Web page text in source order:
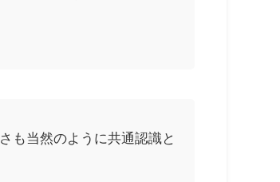
も当然のように共通認識と